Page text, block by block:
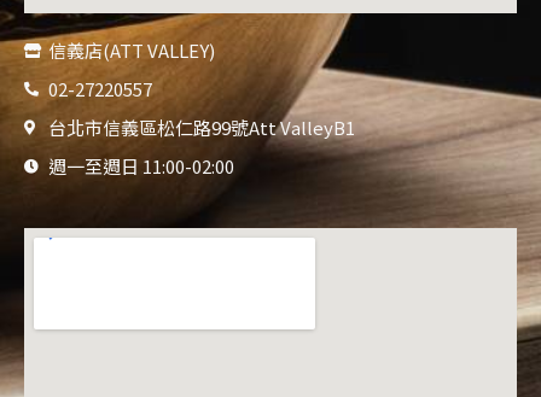
信義店(ATT VALLEY)
02-27220557
台北市信義區松仁路99號Att ValleyB1
週一至週日 11:00-02:00